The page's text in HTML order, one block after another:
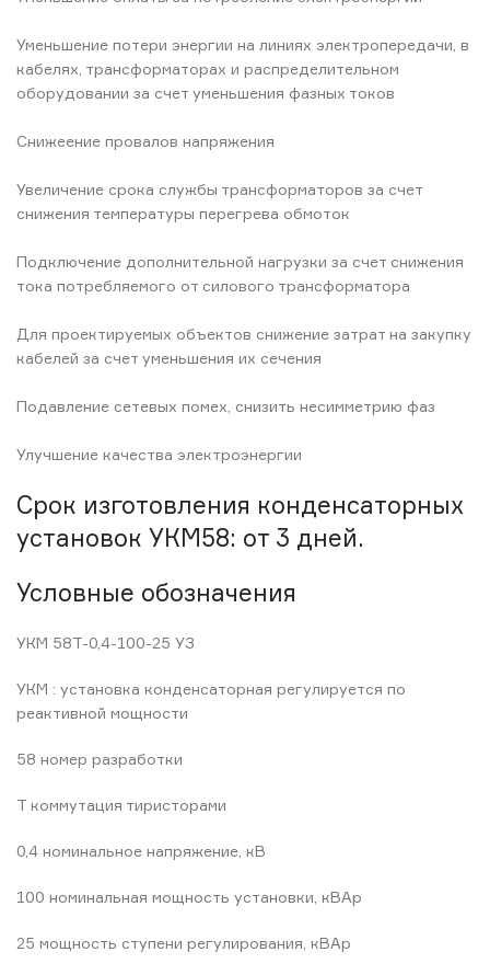
Уменьшение потери энергии на линиях электропередачи, в
кабелях, трансформаторах и распределительном
оборудовании за счет уменьшения фазных токов
Снижеение провалов напряжения
Увеличение срока службы трансформаторов за счет
снижения температуры перегрева обмоток
Подключение дополнительной нагрузки за счет снижения
тока потребляемого от силового трансформатора
Для проектируемых объектов снижение затрат на закупку
кабелей за счет уменьшения их сечения
Подавление сетевых помех, снизить несимметрию фаз
Улучшение качества электроэнергии
Срок изготовления конденсаторных
установок УКМ58: от 3 дней.
Условные обозначения
УКМ 58Т-0,4-100-25 УЗ
УКМ : установка конденсаторная регулируется по
реактивной мощности
58 номер разработки
Т коммутация тиристорами
0,4 номинальное напряжение, кВ
100 номинальная мощность установки, кВАр
25 мощность ступени регулирования, кВАр